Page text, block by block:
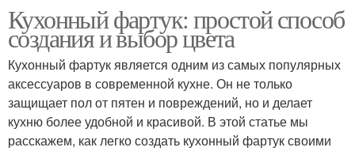
Кухонный фартук: простой способ
создания и выбор цвета
Кухонный фартук является одним из самых популярных
аксессуаров в современной кухне. Он не только
защищает пол от пятен и повреждений, но и делает
кухню более удобной и красивой. В этой статье мы
расскажем, как легко создать кухонный фартук своими